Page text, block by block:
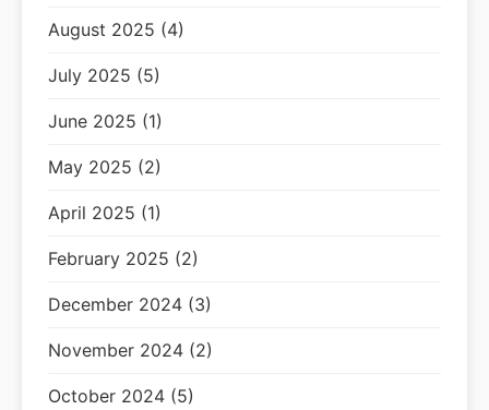
August 2025 (4)
July 2025 (5)
June 2025 (1)
May 2025 (2)
April 2025 (1)
February 2025 (2)
December 2024 (3)
November 2024 (2)
October 2024 (5)